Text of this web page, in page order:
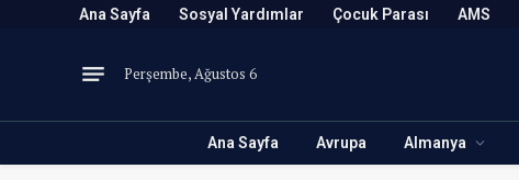
Ana Sayfa Sosyal Yardımlar Çocuk Parası AMS
Perşembe, Ağustos 6
Ana Sayfa Avrupa Almanya